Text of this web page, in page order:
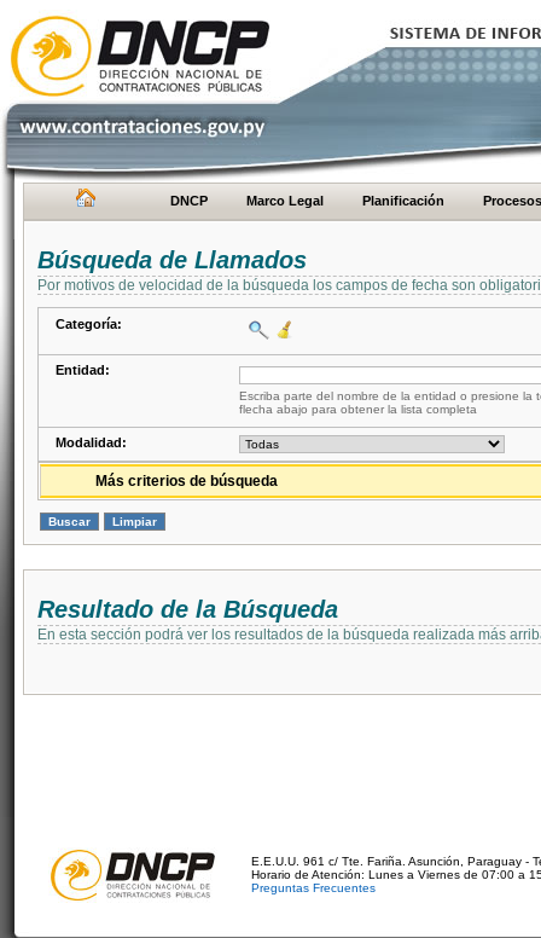
DNCP Marco Legal Planificación Procesos
Búsqueda de Llamados
Por motivos de velocidad de la búsqueda los campos de fecha son
Categoría:
Entidad:
Escriba parte del nombre de la entidad o presione la
flecha abajo para obtener la lista completa
Modalidad:
Más criterios de búsqueda
Resultado de la Búsqueda
En esta sección podrá ver los resultados de la búsqueda realizada más
E.E.U.U. 961 c/ Tte. Fariña. Asunción, Paraguay -
Horario de Atención: Lunes a Viernes de 07:00 a
Preguntas Frecuentes